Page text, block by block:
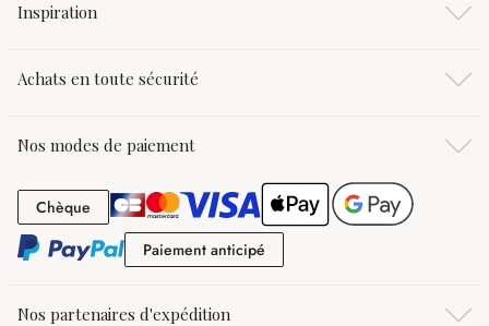
Inspiration
Achats en toute sécurité
Nos modes de paiement
Chèque Chèque
Paiement anticipé
Nos partenaires d'expédition